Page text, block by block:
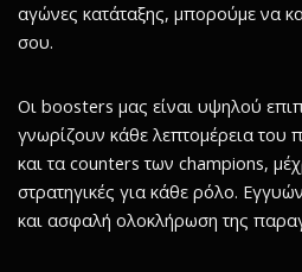
αγώνες κατάταξης, μπορούμε να
σου.
Οι boosters μας είναι υψηλού
γνωρίζουν κάθε λεπτομέρεια του
και τα counters των champions,
στρατηγικές για κάθε ρόλο.
και ασφαλή ολοκλήρωση της